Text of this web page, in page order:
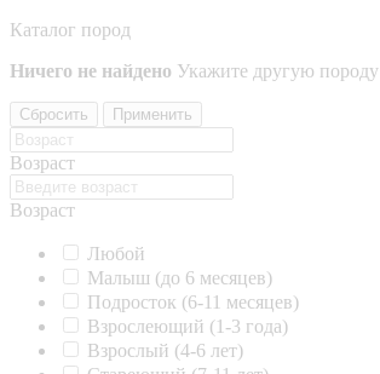
Каталог пород
Ничего не найдено Укажите другую породу
Сбросить Применить
Возраст
Возраст
Любой
Малыш (до 6 месяцев)
Подросток (6-11 месяцев)
Взрослеющий (1-3 года)
Взрослый (4-6 лет)